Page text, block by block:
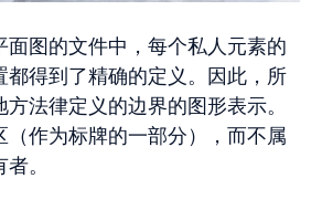
面图的文件中，每个私人元素的
都得到了精确的定义。因此，所
法律定义的边界的图形表示。
（作为标牌的一部分），而不属
。